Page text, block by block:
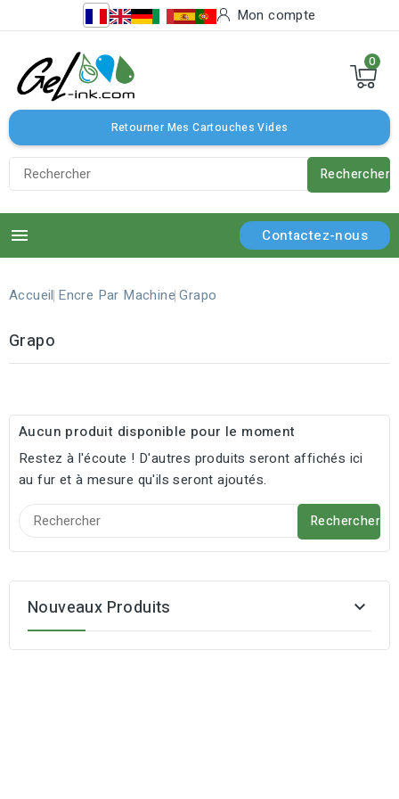
Mon compte
0
Retourner Mes Cartouches Vides
Rechercher
 Contactez-nous
Accueil Encre Par Machine Grapo
Grapo
Aucun produit disponible pour le moment
Restez à l'écoute ! D'autres produits seront affichés ici
au fur et à mesure qu'ils seront ajoutés.
Rechercher
Nouveaux Produits 